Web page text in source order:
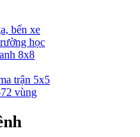
bến xe
học
8x8
trận 5x5
vùng